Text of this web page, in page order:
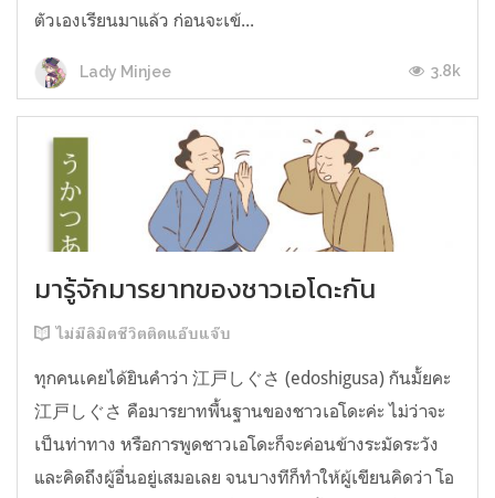
ตัวเองเรียนมาแล้ว ก่อนจะเข้...
Lady Minjee 3.8k
มารู้จักมารยาทของชาวเอโดะกัน
ไม่มีลิมิตชีวิตติดแอ๊บแจ๊บ
ทุกคนเคยได้ยินคำว่า 江戸しぐさ (edoshigusa) กันมั้ยคะ
江戸しぐさ คือมารยาทพื้นฐานของชาวเอโดะค่ะ ไม่ว่าจะ
เป็นท่าทาง หรือการพูดชาวเอโดะก็จะค่อนข้างระมัดระวัง
และคิดถึงผู้อื่นอยู่เสมอเลย จนบางทีก็ทำให้ผู้เขียนคิดว่า โอ